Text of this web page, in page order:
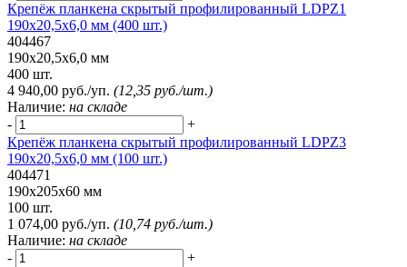
Крепёж планкена скрытый профилированный LDPZ1
190х20,5х6,0 мм (400 шт.)
404467
190х20,5х6,0 мм
400 шт.
4 940,00 руб./уп. (12,35 руб./шт.)
Наличие: на складе
-
+
Крепёж планкена скрытый профилированный LDPZ3
190х20,5х6,0 мм (100 шт.)
404471
190х205х60 мм
100 шт.
1 074,00 руб./уп. (10,74 руб./шт.)
Наличие: на складе
-
+